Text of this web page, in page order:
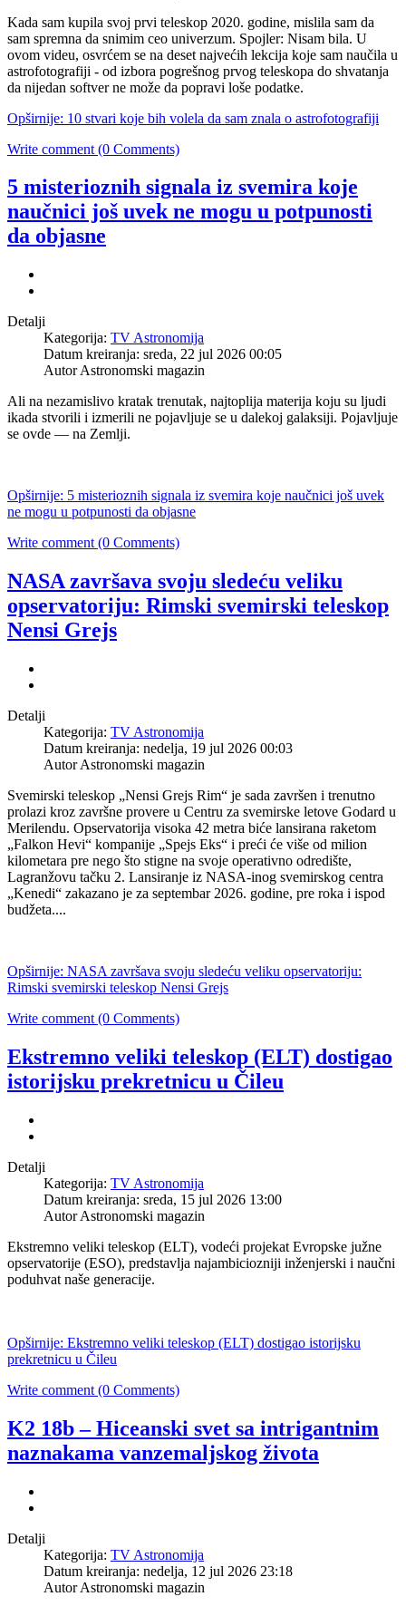
Kada sam kupila svoj prvi teleskop 2020. godine, mislila sam da
sam spremna da snimim ceo univerzum. Spojler: Nisam bila. U
ovom videu, osvrćem se na deset najvećih lekcija koje sam naučila u
astrofotografiji - od izbora pogrešnog prvog teleskopa do shvatanja
da nijedan softver ne može da popravi loše podatke.
Opširnije: 10 stvari koje bih volela da sam znala o astrofotografiji
Write comment (0 Comments)
5 misterioznih signala iz svemira koje
naučnici još uvek ne mogu u potpunosti
da objasne
Detalji
Kategorija: TV Astronomija
Datum kreiranja: sreda, 22 jul 2026 00:05
Autor Astronomski magazin
Ali na nezamislivo kratak trenutak, najtoplija materija koju su ljudi
ikada stvorili i izmerili ne pojavljuje se u dalekoj galaksiji. Pojavljuje
se ovde — na Zemlji.
Opširnije: 5 misterioznih signala iz svemira koje naučnici još uvek
ne mogu u potpunosti da objasne
Write comment (0 Comments)
NASA završava svoju sledeću veliku
opservatoriju: Rimski svemirski teleskop
Nensi Grejs
Detalji
Kategorija: TV Astronomija
Datum kreiranja: nedelja, 19 jul 2026 00:03
Autor Astronomski magazin
Svemirski teleskop „Nensi Grejs Rim“ je sada završen i trenutno
prolazi kroz završne provere u Centru za svemirske letove Godard u
Merilendu. Opservatorija visoka 42 metra biće lansirana raketom
„Falkon Hevi“ kompanije „Spejs Eks“ i preći će više od milion
kilometara pre nego što stigne na svoje operativno odredište,
Lagranžovu tačku 2. Lansiranje iz NASA-inog svemirskog centra
„Kenedi“ zakazano je za septembar 2026. godine, pre roka i ispod
budžeta....
Opširnije: NASA završava svoju sledeću veliku opservatoriju:
Rimski svemirski teleskop Nensi Grejs
Write comment (0 Comments)
Ekstremno veliki teleskop (ELT) dostigao
istorijsku prekretnicu u Čileu
Detalji
Kategorija: TV Astronomija
Datum kreiranja: sreda, 15 jul 2026 13:00
Autor Astronomski magazin
Ekstremno veliki teleskop (ELT), vodeći projekat Evropske južne
opservatorije (ESO), predstavlja najambiciozniji inženjerski i naučni
poduhvat naše generacije.
Opširnije: Ekstremno veliki teleskop (ELT) dostigao istorijsku
prekretnicu u Čileu
Write comment (0 Comments)
K2 18b – Hiceanski svet sa intrigantnim
naznakama vanzemaljskog života
Detalji
Kategorija: TV Astronomija
Datum kreiranja: nedelja, 12 jul 2026 23:18
Autor Astronomski magazin